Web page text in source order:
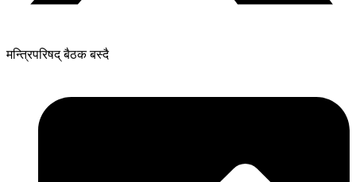
मन्त्रिपरिषद् बैठक बस्दै